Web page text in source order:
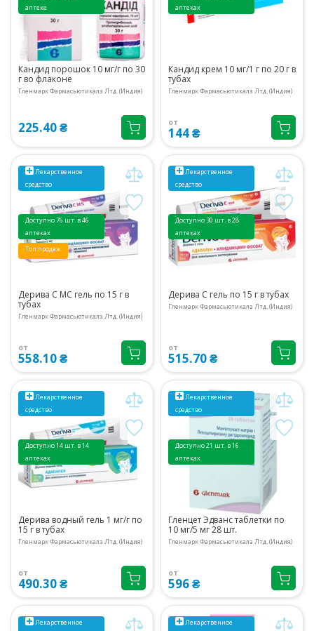
аптеке
Кандид порошок 10 мг/г по 30
г во флаконе
Гленмарк Фармасьютикалз Лтд. (Индия)
225.40 ₴
аптеках
Кандид крем 10 мг/1 г по 20 г в
тубах
Гленмарк Фармасьютикалз Лтд. (Индия)
от
144 ₴
Лекарственное
средство
Доступно 76 шт. в 46
аптеках
Топ продаж
Дерива С МС гель по 15 г в
тубах
Гленмарк Фармасьютикалз Лтд. (Индия)
от
558.10 ₴
Лекарственное
средство
Доступно 30 шт. в 28
аптеках
Дерива С гель по 15 г в тубах
Гленмарк Фармасьютикалз Лтд. (Индия)
от
515.70 ₴
Лекарственное
средство
Доступно 14 шт. в 14
аптеках
Дерива водный гель 1 мг/г по
15 г в тубах
Гленмарк Фармасьютикалз Лтд. (Индия)
от
490.30 ₴
Лекарственное
средство
Доступно 21 шт. в 16
аптеках
Гленцет Эдванс таблетки по
10 мг/5 мг 28 шт.
Гленмарк Фармасьютикалз Лтд. (Индия)
от
596 ₴
Лекарственное
Лекарственное